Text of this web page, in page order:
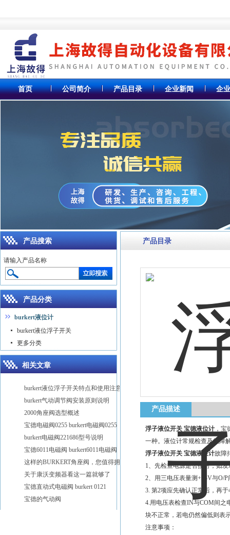
首页 公司简介 产品目录 企业新闻 企
产品目录
产品描述
浮子液位开关 宝德液位计，宝
一种。液位计常规检查及故障
浮子液位开关 宝德液位计故障
1、先检查电源是否接对，如
2、用三电压表量测+24V与O/
3. 第2项应先确认正常后，再
4.用电压表检查IN与COM间之
块不正常，若电仍然偏低则表
注意事项：
产品搜索
请输入产品名称
产品分类
burkert液位计
burkert液位浮子开关
更多分类
相关文章
burkert液位浮子开关特点和使用注意
burkert气动调节阀安装原则说明
2000角座阀选型概述
宝德电磁阀0255 burkert电磁阀0255
burkert电磁阀221686型号说明
宝德6011电磁阀 burkert6011电磁阀
这样的BURKERT角座阀，您值得拥有
关于康沃变频器看这一篇就够了
宝德直动式电磁阀 burkert 0121
宝德的气动阀